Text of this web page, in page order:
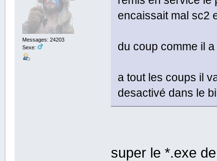
Messages: 24203
Sexe:
encaissait mal sc2
du coup comme il
a tout les coups il
desactivé dans le
super le *.exe